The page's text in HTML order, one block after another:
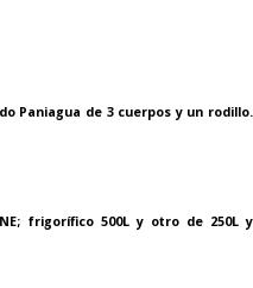
Paniagua de 3 cuerpos y un rodillo.
frigorífico 500L y otro de 250L y